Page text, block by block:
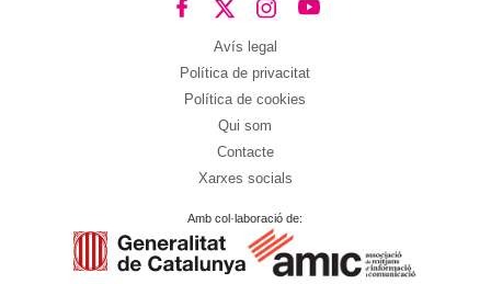
Avís legal
Política de privacitat
Política de cookies
Qui som
Contacte
Xarxes socials
Amb col·laboració de: